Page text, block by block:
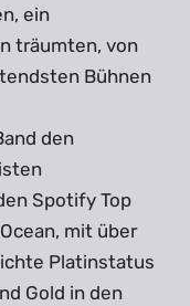
ein
träumten, von
Bühnen
den
Spotify Top
mit über
Platinstatus
Gold in den